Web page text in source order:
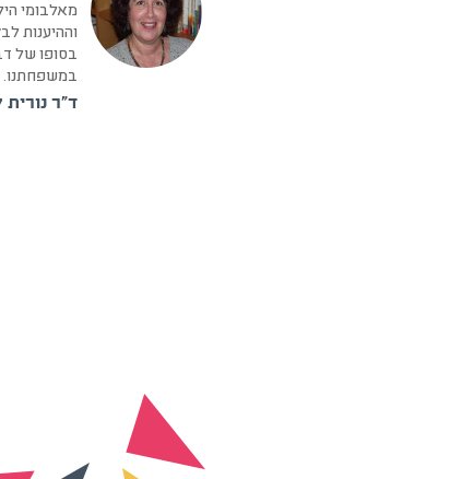
מאלבומי
וההיענות
בסופו של
במשפחתנו.
ד"ר נורית